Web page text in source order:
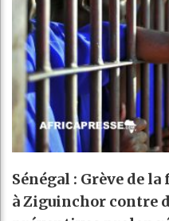
Sénégal : Grève de
à Ziguinchor contre